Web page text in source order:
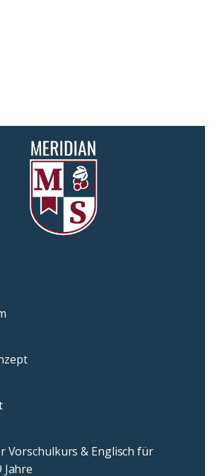
Vorschulkurs & Englisch für
Jahre